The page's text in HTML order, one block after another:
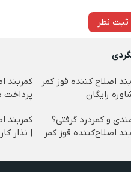
ثبت نظر
اصلاح کننده قوز کمر
رایگان
کمربند
پرداخت
و کمردرد گرفتی؟
اصلاح‌کننده قوز کمر
کمربند
| نذار